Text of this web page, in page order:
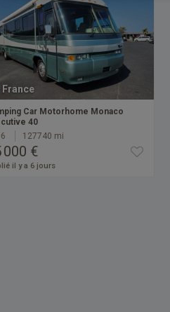
France
Car Motorhome Monaco
40
127740 mi
000 €
il y a 6 jours